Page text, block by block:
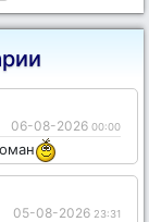
06-08-2026 00:00
05-08-2026 23:31